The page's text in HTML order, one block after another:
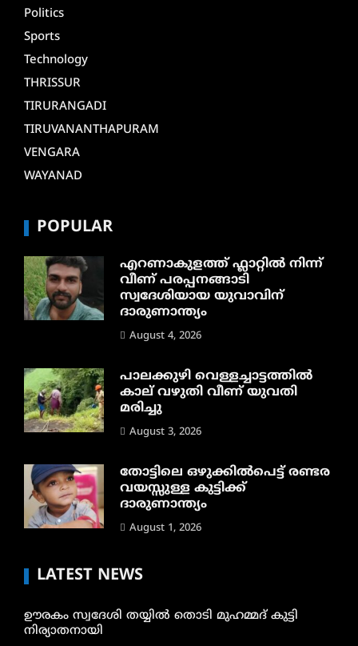
Politics
Sports
Technology
THRISSUR
TIRURANGADI
TIRUVANANTHAPURAM
VENGARA
WAYANAD
POPULAR
എറണാകുളത്ത് ഫ്ലാറ്റിൽ നിന്ന്
വീണ് പരപ്പനങ്ങാടി
സ്വദേശിയായ യുവാവിന്
ദാരുണാന്ത്യം
August 4, 2026
പാലക്കുഴി വെള്ളച്ചാട്ടത്തില്‍
കാല് വഴുതി വീണ് യുവതി
മരിച്ചു
August 3, 2026
തോട്ടിലെ ഒഴുക്കിൽപെട്ട് രണ്ടര
വയസ്സുള്ള കുട്ടിക്ക്
ദാരുണാന്ത്യം
August 1, 2026
LATEST NEWS
ഊരകം സ്വദേശി തയ്യിൽ തൊടി മുഹമ്മദ് കുട്ടി
നിര്യാതനായി